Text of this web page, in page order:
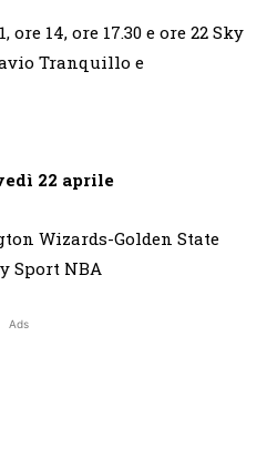
14, ore 17.30 e ore 22 Sky
Tranquillo e
22 aprile
Golden State
NBA
Ads